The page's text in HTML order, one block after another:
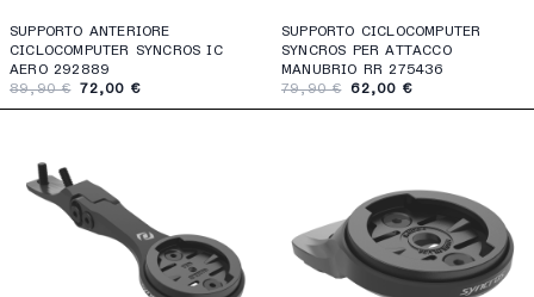
SUPPORTO ANTERIORE
CICLOCOMPUTER SYNCROS IC
AERO 292889
89,90 €
72,00 €
SUPPORTO CICLOCOMPUTER
SYNCROS PER ATTACCO
MANUBRIO RR 275436
79,90 €
62,00 €